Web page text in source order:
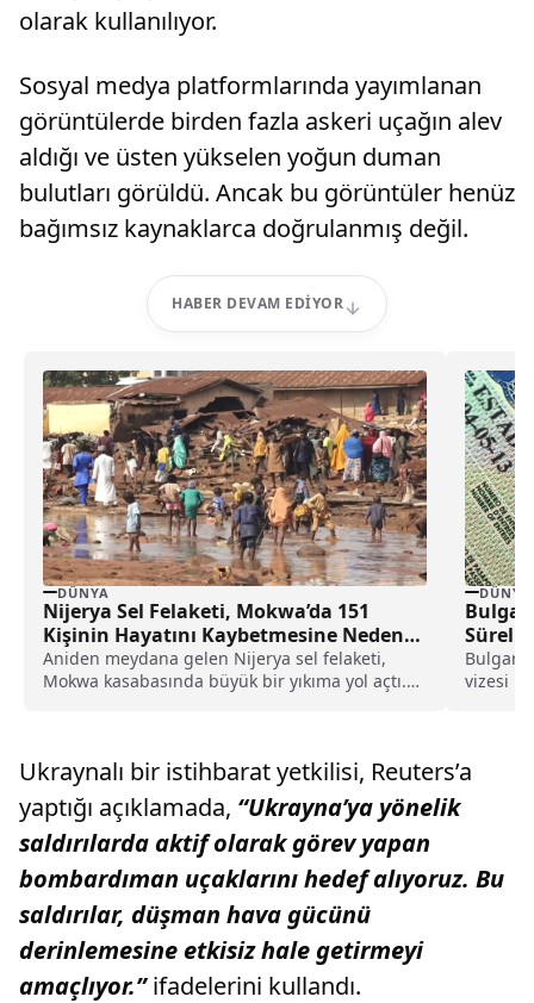
olarak kullanılıyor.
Sosyal medya platformlarında yayımlanan
görüntülerde birden fazla askeri uçağın alev
aldığı ve üsten yükselen yoğun duman
bulutları görüldü. Ancak bu görüntüler henüz
bağımsız kaynaklarca doğrulanmış değil.
HABER DEVAM EDIYOR
DÜNYA
Nijerya Sel Felaketi, Mokwa’da 151
Kişinin Hayatını Kaybetmesine Neden
Oldu
Aniden meydana gelen Nijerya sel felaketi,
Mokwa kasabasında büyük bir yıkıma yol açtı.
DÜNYA
Süreli
vizesi
Ukraynalı bir istihbarat yetkilisi, Reuters’a
yaptığı açıklamada, “Ukrayna’ya yönelik
saldırılarda aktif olarak görev yapan
bombardıman uçaklarını hedef alıyoruz. Bu
saldırılar, düşman hava gücünü
derinlemesine etkisiz hale getirmeyi
amaçlıyor.” ifadelerini kullandı.